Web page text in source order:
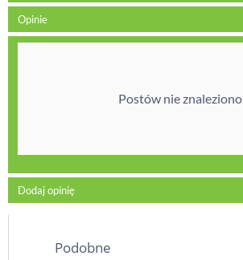
Opinie
Postów nie znaleziono
Dodaj opinię
Podobne